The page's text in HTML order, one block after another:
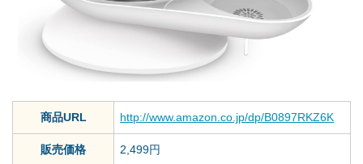
商品URL http://www.amazon.co.jp/dp/B0897RKZ6K
販売価格 2,499円